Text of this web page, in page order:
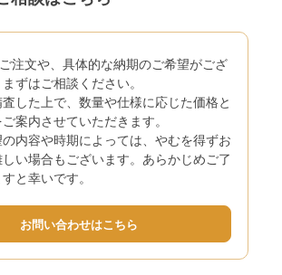
注文や、具体的な納期のご希望がござ
ずはご相談ください。
した上で、数量や仕様に応じた価格と
案内させていただきます。
内容や時期によっては、やむを得ずお
い場合もございます。あらかじめご了
と幸いです。
お問い合わせはこちら